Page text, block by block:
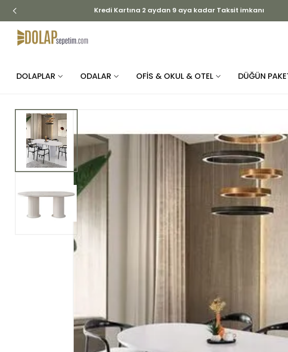
İÇERIĞE
ATLA
ihtiyaç
DOLAPLAR ODALAR OFİS & OKUL & OTEL DÜĞÜN